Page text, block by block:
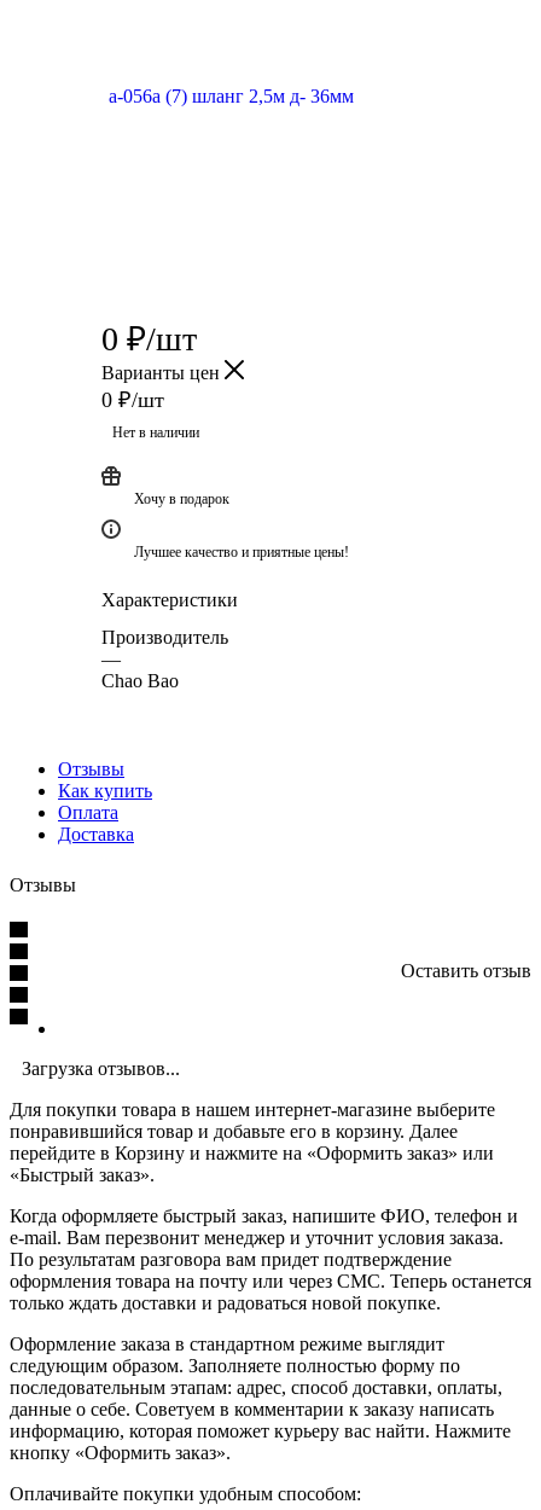
0 ₽/шт
Варианты цен
0 ₽/шт
Нет в наличии
Хочу в подарок
Лучшее качество и приятные цены!
Характеристики
Производитель
—
Chao Bao
Отзывы
Как купить
Оплата
Доставка
Отзывы
Оставить отзыв
Загрузка отзывов...
Для покупки товара в нашем интернет-магазине выберите
понравившийся товар и добавьте его в корзину. Далее
перейдите в Корзину и нажмите на «Оформить заказ» или
«Быстрый заказ».
Когда оформляете быстрый заказ, напишите ФИО, телефон и
e-mail. Вам перезвонит менеджер и уточнит условия заказа.
По результатам разговора вам придет подтверждение
оформления товара на почту или через СМС. Теперь останется
только ждать доставки и радоваться новой покупке.
Оформление заказа в стандартном режиме выглядит
следующим образом. Заполняете полностью форму по
последовательным этапам: адрес, способ доставки, оплаты,
данные о себе. Советуем в комментарии к заказу написать
информацию, которая поможет курьеру вас найти. Нажмите
кнопку «Оформить заказ».
Оплачивайте покупки удобным способом: